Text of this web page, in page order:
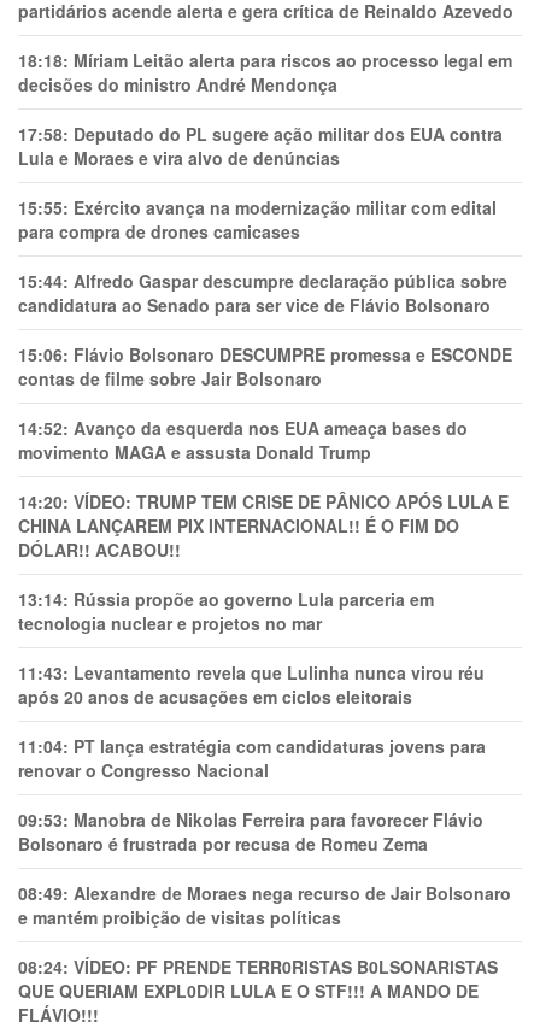
partidários acende alerta e gera crítica de Reinaldo Azevedo
18:18: Míriam Leitão alerta para riscos ao processo legal em
decisões do ministro André Mendonça
17:58: Deputado do PL sugere ação militar dos EUA contra
Lula e Moraes e vira alvo de denúncias
15:55: Exército avança na modernização militar com edital
para compra de drones camicases
15:44: Alfredo Gaspar descumpre declaração pública sobre
candidatura ao Senado para ser vice de Flávio Bolsonaro
15:06: Flávio Bolsonaro DESCUMPRE promessa e ESCONDE
contas de filme sobre Jair Bolsonaro
14:52: Avanço da esquerda nos EUA ameaça bases do
movimento MAGA e assusta Donald Trump
14:20: VÍDEO: TRUMP TEM CRlSE DE PÂNlCO APÓS LULA E
CHINA LANÇAREM PIX INTERNACIONAL!! É O FIM DO
DÓLAR!! ACABOU!!
13:14: Rússia propõe ao governo Lula parceria em
tecnologia nuclear e projetos no mar
11:43: Levantamento revela que Lulinha nunca virou réu
após 20 anos de acusações em ciclos eleitorais
11:04: PT lança estratégia com candidaturas jovens para
renovar o Congresso Nacional
09:53: Manobra de Nikolas Ferreira para favorecer Flávio
Bolsonaro é frustrada por recusa de Romeu Zema
08:49: Alexandre de Moraes nega recurso de Jair Bolsonaro
e mantém proibição de visitas políticas
08:24: VÍDEO: PF PRENDE TERR0RlSTAS B0LSONARlSTAS
QUE QUERIAM EXPL0DlR LULA E O STF!!! A MANDO DE
FLÁVIO!!!